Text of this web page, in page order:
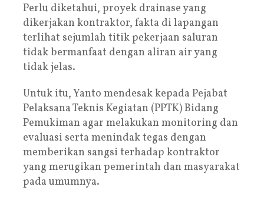
Perlu diketahui, proyek drainase yang
dikerjakan kontraktor, fakta di lapangan
terlihat sejumlah titik pekerjaan saluran
tidak bermanfaat dengan aliran air yang
tidak jelas.
Untuk itu, Yanto mendesak kepada Pejabat
Pelaksana Teknis Kegiatan (PPTK) Bidang
Pemukiman agar melakukan monitoring dan
evaluasi serta menindak tegas dengan
memberikan sangsi terhadap kontraktor
yang merugikan pemerintah dan masyarakat
pada umumnya.